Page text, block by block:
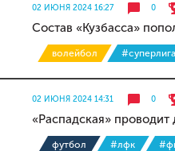
02 ИЮНЯ 2024 16:27 0
Состав «Кузбасса»
волейбол #суперлига
02 ИЮНЯ 2024 14:31 0
«Распадская»
футбол #лфк